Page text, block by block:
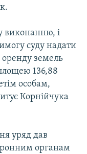
виконанню, i
суду надати
земель
136,88
особам,
Корнiйчука
уряд дав
органам